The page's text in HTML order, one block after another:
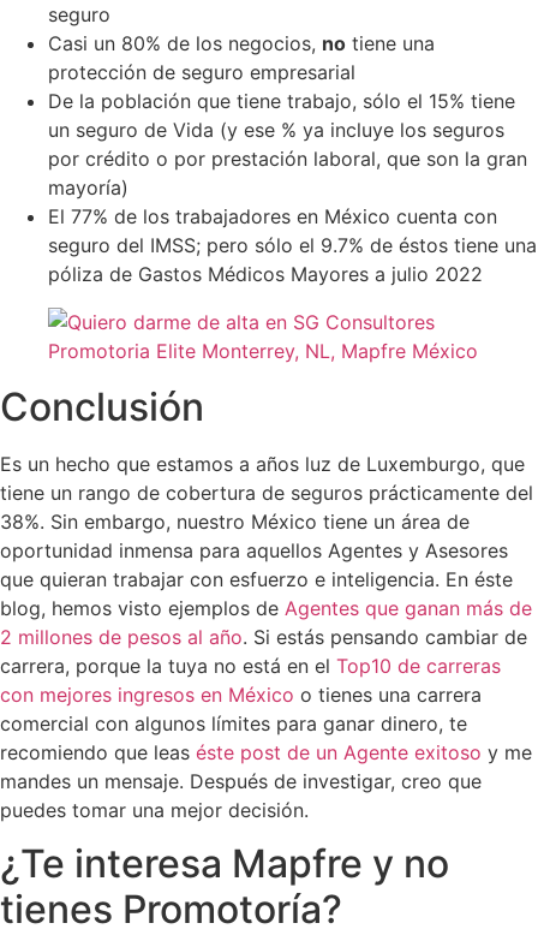
seguro
Casi un 80% de los negocios, no tiene una
protección de seguro empresarial
De la población que tiene trabajo, sólo el 15% tiene
un seguro de Vida (y ese % ya incluye los seguros
por crédito o por prestación laboral, que son la gran
mayoría)
El 77% de los trabajadores en México cuenta con
seguro del IMSS; pero sólo el 9.7% de éstos tiene una
póliza de Gastos Médicos Mayores a julio 2022
Conclusión
Es un hecho que estamos a años luz de Luxemburgo, que
tiene un rango de cobertura de seguros prácticamente del
38%. Sin embargo, nuestro México tiene un área de
oportunidad inmensa para aquellos Agentes y Asesores
que quieran trabajar con esfuerzo e inteligencia. En éste
blog, hemos visto ejemplos de Agentes que ganan más de
2 millones de pesos al año. Si estás pensando cambiar de
carrera, porque la tuya no está en el Top10 de carreras
con mejores ingresos en México o tienes una carrera
comercial con algunos límites para ganar dinero, te
recomiendo que leas éste post de un Agente exitoso y me
mandes un mensaje. Después de investigar, creo que
puedes tomar una mejor decisión.
¿Te interesa Mapfre y no
tienes Promotoría?